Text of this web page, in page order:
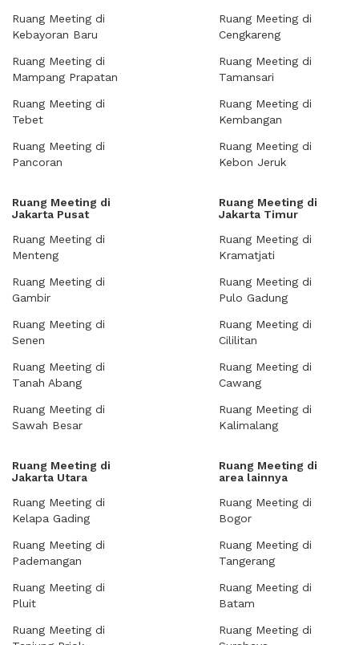
Ruang Meeting di
Kebayoran Baru
Ruang Meeting di
Mampang Prapatan
Ruang Meeting di
Tebet
Ruang Meeting di
Pancoran
Ruang Meeting di
Cengkareng
Ruang Meeting di
Tamansari
Ruang Meeting di
Kembangan
Ruang Meeting di
Kebon Jeruk
Ruang Meeting di
Jakarta Pusat
Ruang Meeting di
Menteng
Ruang Meeting di
Gambir
Ruang Meeting di
Senen
Ruang Meeting di
Tanah Abang
Ruang Meeting di
Sawah Besar
Ruang Meeting di
Jakarta Timur
Ruang Meeting di
Kramatjati
Ruang Meeting di
Pulo Gadung
Ruang Meeting di
Cililitan
Ruang Meeting di
Cawang
Ruang Meeting di
Kalimalang
Ruang Meeting di
Jakarta Utara
Ruang Meeting di
Kelapa Gading
Ruang Meeting di
Pademangan
Ruang Meeting di
Pluit
Ruang Meeting di
Ruang Meeting di
area lainnya
Ruang Meeting di
Bogor
Ruang Meeting di
Tangerang
Ruang Meeting di
Batam
Ruang Meeting di